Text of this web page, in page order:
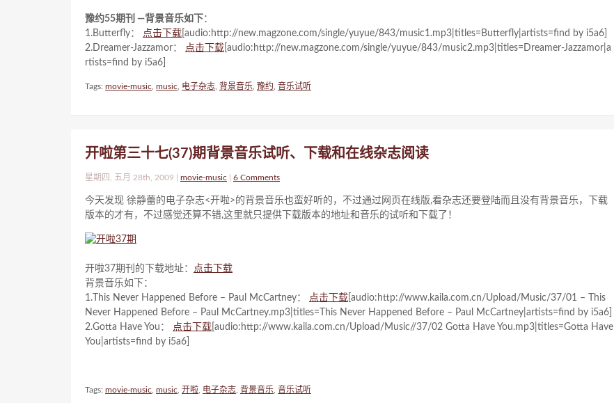
豫约55期刊 —背景音乐如下 ：
1.Butterfly： 点击下载 [audio:http://new.magzone.com/single/yuyue/843/music1.mp3|titles=Butterfly|artists=find by i5a6]
2.Dreamer-Jazzamor： 点击下载 [audio:http://new.magzone.com/single/yuyue/843/music2.mp3|titles=Dreamer-Jazzamor|a
rtists=find by i5a6]
Tags: movie-music music 电子杂志 背景音乐 豫约 音乐试听
开啦第三十七(37)期背景音乐试听、下载和在线杂志阅读
星期四, 五月 28th, 2009 | movie-music 6 Comments
今天发现 徐静蕾的电子杂志<开啦>的背景音乐也蛮好听的，不过通过网页在线版,看杂志还要登陆而且没有背景音乐，下载
版本的才有，不过感觉还算不错,这里就只提供下载版本的地址和音乐的试听和下载了！
开啦37期刊的下载地址： 点击下载
背景音乐如下：
1.This Never Happened Before – Paul McCartney： 点击下载 [audio:http://www.kaila.com.cn/Upload/Music/37/01 – This
Never Happened Before – Paul McCartney.mp3|titles=This Never Happened Before – Paul McCartney|artists=find by i5a6]
2.Gotta Have You： 点击下载 [audio:http://www.kaila.com.cn/Upload/Music//37/02 Gotta Have You.mp3|titles=Gotta Have
You|artists=find by i5a6]
Tags: movie-music music 开啦 电子杂志 背景音乐 音乐试听